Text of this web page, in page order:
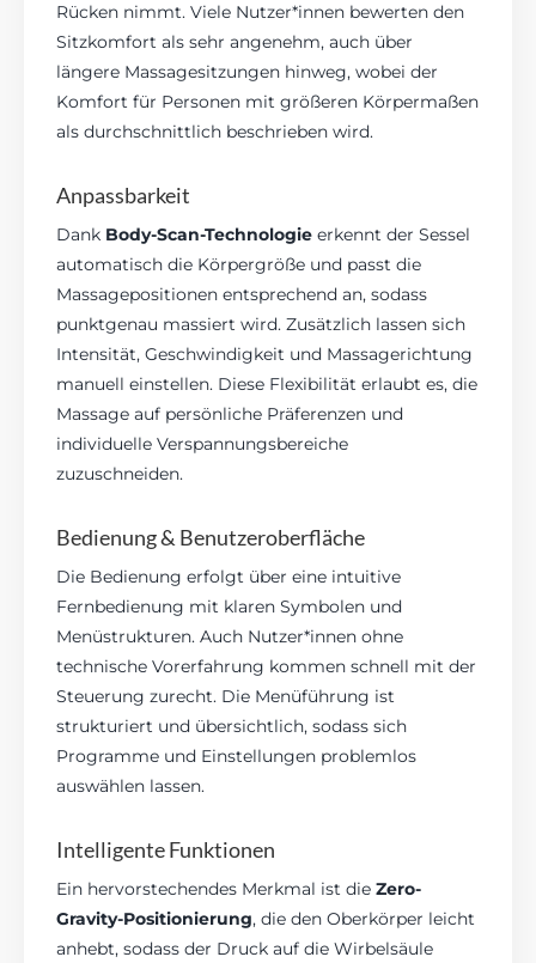
Rücken nimmt. Viele Nutzer*innen bewerten den
Sitzkomfort als sehr angenehm, auch über
längere Massagesitzungen hinweg, wobei der
Komfort für Personen mit größeren Körpermaßen
als durchschnittlich beschrieben wird.
Anpassbarkeit
Dank Body-Scan-Technologie erkennt der Sessel
automatisch die Körpergröße und passt die
Massagepositionen entsprechend an, sodass
punktgenau massiert wird. Zusätzlich lassen sich
Intensität, Geschwindigkeit und Massagerichtung
manuell einstellen. Diese Flexibilität erlaubt es, die
Massage auf persönliche Präferenzen und
individuelle Verspannungsbereiche
zuzuschneiden.
Bedienung & Benutzeroberfläche
Die Bedienung erfolgt über eine intuitive
Fernbedienung mit klaren Symbolen und
Menüstrukturen. Auch Nutzer*innen ohne
technische Vorerfahrung kommen schnell mit der
Steuerung zurecht. Die Menüführung ist
strukturiert und übersichtlich, sodass sich
Programme und Einstellungen problemlos
auswählen lassen.
Intelligente Funktionen
Ein hervorstechendes Merkmal ist dieZero-
Gravity-Positionierung, die den Oberkörper leicht
anhebt, sodass der Druck auf die Wirbelsäule